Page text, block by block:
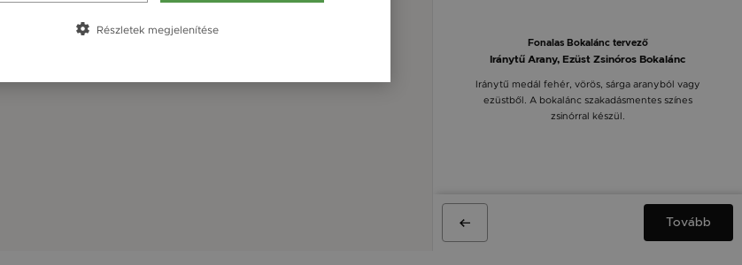
Fonalas Bokalánc tervező
Iránytű Arany, Ezüst Zsinóros Bokalánc
Iránytű medál fehér, vörös, sárga aranyból vagy
ezüstből. A bokalánc szakadásmentes színes
zsinórral készül.
Tovább
Részletek megjelenítése